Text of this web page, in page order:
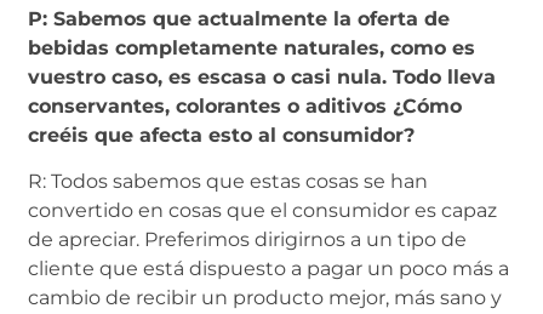
P: Sabemos que actualmente la oferta de
bebidas completamente naturales, como es
vuestro caso, es escasa o casi nula. Todo lleva
conservantes, colorantes o aditivos ¿Cómo
creéis que afecta esto al consumidor?
R: Todos sabemos que estas cosas se han
convertido en cosas que el consumidor es capaz
de apreciar. Preferimos dirigirnos a un tipo de
cliente que está dispuesto a pagar un poco más a
cambio de recibir un producto mejor, más sano y